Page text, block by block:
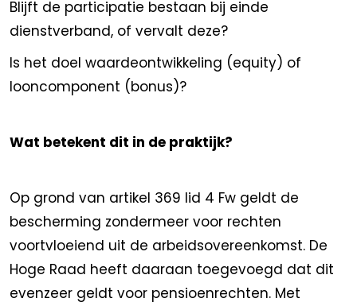
Blijft de participatie bestaan bij einde
dienstverband, of vervalt deze?
Is het doel waardeontwikkeling (equity) of
looncomponent (bonus)?
Wat betekent dit in de praktijk?
Op grond van artikel 369 lid 4 Fw geldt de
bescherming zondermeer voor rechten
voortvloeiend uit de arbeidsovereenkomst. De
Hoge Raad heeft daaraan toegevoegd dat dit
evenzeer geldt voor pensioenrechten. Met